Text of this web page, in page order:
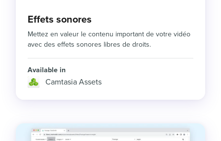
Effets sonores
Mettez en valeur le contenu important de votre vidéo
avec des effets sonores libres de droits.
Available in
Camtasia Assets